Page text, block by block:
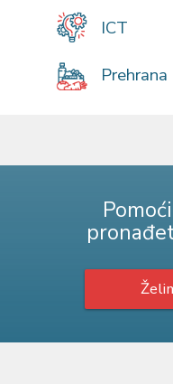
ICT
Prehrana